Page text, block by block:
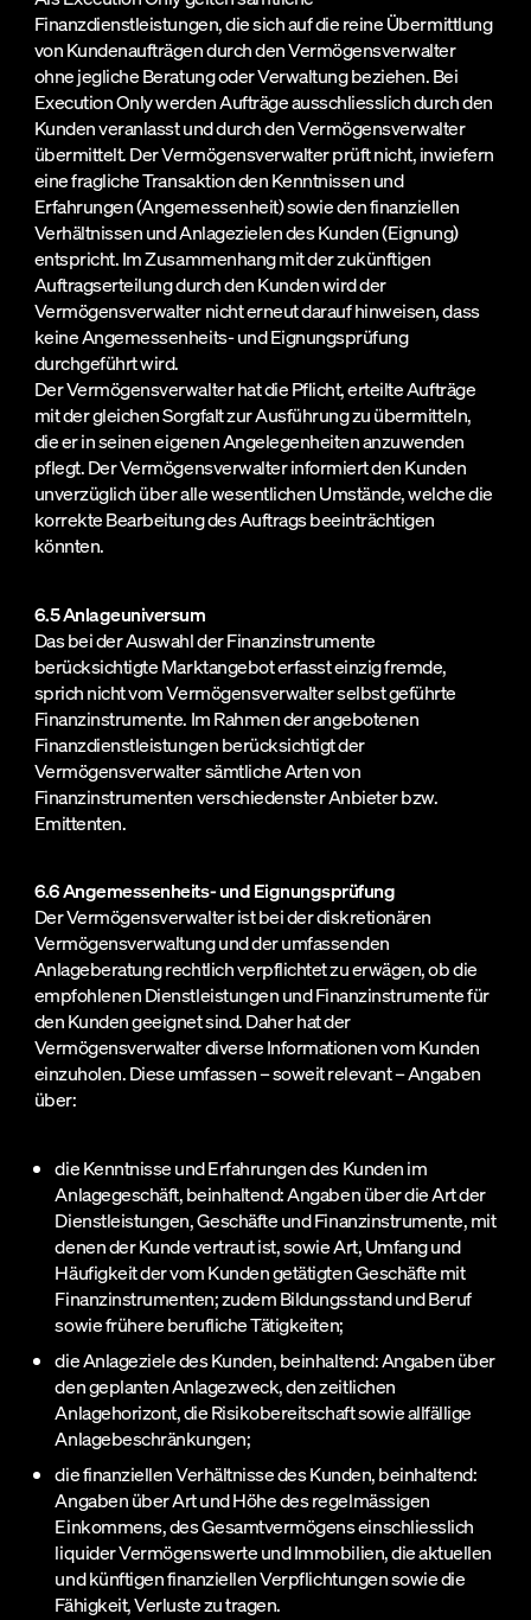
Finanzdienstleistungen, die sich auf die reine Übermittlung
von Kundenaufträgen durch den Vermögensverwalter
ohne jegliche Beratung oder Verwaltung beziehen. Bei
Execution Only werden Aufträge ausschliesslich durch den
Kunden veranlasst und durch den Vermögensverwalter
übermittelt. Der Vermögensverwalter prüft nicht, inwiefern
eine fragliche Transaktion den Kenntnissen und
Erfahrungen (Angemessenheit) sowie den finanziellen
Verhältnissen und Anlagezielen des Kunden (Eignung)
entspricht. Im Zusammenhang mit der zukünftigen
Auftragserteilung durch den Kunden wird der
Vermögensverwalter nicht erneut darauf hinweisen, dass
keine Angemessenheits- und Eignungsprüfung
durchgeführt wird.
Der Vermögensverwalter hat die Pflicht, erteilte Aufträge
mit der gleichen Sorgfalt zur Ausführung zu übermitteln,
die er in seinen eigenen Angelegenheiten anzuwenden
pflegt. Der Vermögensverwalter informiert den Kunden
unverzüglich über alle wesentlichen Umstände, welche die
korrekte Bearbeitung des Auftrags beeinträchtigen
könnten.
6.5 Anlageuniversum
Das bei der Auswahl der Finanzinstrumente
berücksichtigte Marktangebot erfasst einzig fremde,
sprich nicht vom Vermögensverwalter selbst geführte
Finanzinstrumente. Im Rahmen der angebotenen
Finanzdienstleistungen berücksichtigt der
Vermögensverwalter sämtliche Arten von
Finanzinstrumenten verschiedenster Anbieter bzw.
Emittenten.
6.6 Angemessenheits- und Eignungsprüfung
Der Vermögensverwalter ist bei der diskretionären
Vermögensverwaltung und der umfassenden
Anlageberatung rechtlich verpflichtet zu erwägen, ob die
empfohlenen Dienstleistungen und Finanzinstrumente für
den Kunden geeignet sind. Daher hat der
Vermögensverwalter diverse Informationen vom Kunden
einzuholen. Diese umfassen – soweit relevant – Angaben
über:
die Kenntnisse und Erfahrungen des Kunden im
Anlagegeschäft, beinhaltend: Angaben über die Art der
Dienstleistungen, Geschäfte und Finanzinstrumente, mit
denen der Kunde vertraut ist, sowie Art, Umfang und
Häufigkeit der vom Kunden getätigten Geschäfte mit
Finanzinstrumenten; zudem Bildungsstand und Beruf
sowie frühere berufliche Tätigkeiten;
die Anlageziele des Kunden, beinhaltend: Angaben über
den geplanten Anlagezweck, den zeitlichen
Anlagehorizont, die Risikobereitschaft sowie allfällige
Anlagebeschränkungen;
die finanziellen Verhältnisse des Kunden, beinhaltend:
Angaben über Art und Höhe des regelmässigen
Einkommens, des Gesamtvermögens einschliesslich
liquider Vermögenswerte und Immobilien, die aktuellen
und künftigen finanziellen Verpflichtungen sowie die
Fähigkeit, Verluste zu tragen.